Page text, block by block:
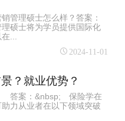
管理硕士怎么样？答案：
硕士将为学员提供国际化
...
2024-11-01
？就业优势？
答案：&nbsp; 保险学在
力从业者在以下领域突破